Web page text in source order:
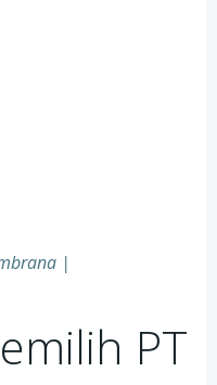
|
PT